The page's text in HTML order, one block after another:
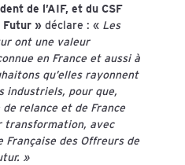
de l’AIF, et du CSF
Futur » déclare : « Les
ont une valeur
en France et aussi à
qu’elles rayonnent
industriels, pour que,
relance et de France
transformation, avec
Française des Offreurs de
»